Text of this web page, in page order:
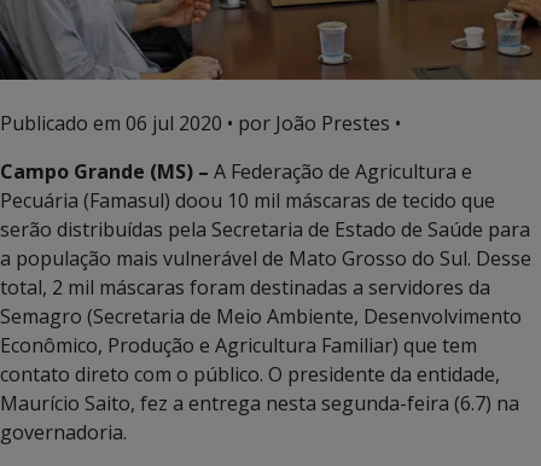
Publicado em 06 jul 2020 • por João Prestes •
Campo Grande (MS) – A Federação de Agricultura e
Pecuária (Famasul) doou 10 mil máscaras de tecido que
serão distribuídas pela Secretaria de Estado de Saúde para
a população mais vulnerável de Mato Grosso do Sul. Desse
total, 2 mil máscaras foram destinadas a servidores da
Semagro (Secretaria de Meio Ambiente, Desenvolvimento
Econômico, Produção e Agricultura Familiar) que tem
contato direto com o público. O presidente da entidade,
Maurício Saito, fez a entrega nesta segunda-feira (6.7) na
governadoria.